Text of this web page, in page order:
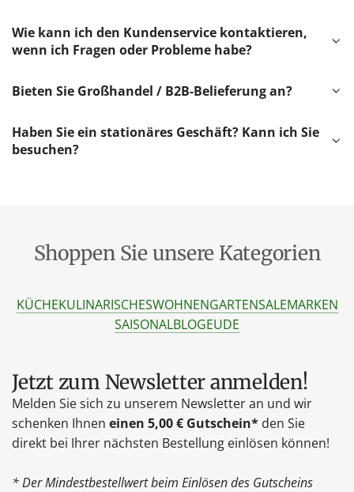
Wie kann ich den Kundenservice kontaktieren,
wenn ich Fragen oder Probleme habe?
Bieten Sie Großhandel / B2B-Belieferung an?
Haben Sie ein stationäres Geschäft? Kann ich Sie
besuchen?
Shoppen Sie unsere Kategorien
KÜCHEKULINARISCHESWOHNENGARTENSALEMARKEN
SAISONALBLOGEUDE
Jetzt zum Newsletter anmelden!
Melden Sie sich zu unserem Newsletter an und wir
schenken Ihnen einen 5,00 € Gutschein* den Sie
direkt bei Ihrer nächsten Bestellung einlösen können!
* Der Mindestbestellwert beim Einlösen des Gutscheins